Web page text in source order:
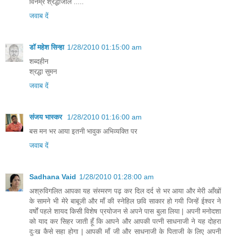
विनम्र श्रद्धांजलि .....
जवाब दें
डॉ महेश सिन्हा 1/28/2010 01:15:00 am
शब्दहीन
श्रद्धा सुमन
जवाब दें
संजय भास्‍कर
1/28/2010 01:16:00 am
बस मन भर आया इतनी भावुक अभिव्यक्ति पर
जवाब दें
Sadhana Vaid 1/28/2010 01:28:00 am
अश्रुविगलित आपका यह संस्मरण पढ़ कर दिल दर्द से भर आया और मेरी आँखों
के सामने भी मेरे बाबूजी और माँ की स्नेहिल छवि साकार हो गयी जिन्हें ईश्वर ने
वर्षों पहले शायद किसी विशेष प्रयोजन से अपने पास बुला लिया | अपनी मनोदशा
को याद कर सिहर जाती हूँ कि आपने और आपकी पत्नी साधनाजी ने यह दोहरा
दुःख कैसे सहा होगा | आपकी माँ जी और साधनाजी के पिताजी के लिए अपनी